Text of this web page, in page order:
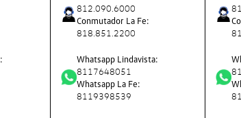
812.090.6000
Conmutador La Fe:
818.851.2200
Whatsapp Lindavista:
8117648051
Whatsapp La Fe:
8119398539